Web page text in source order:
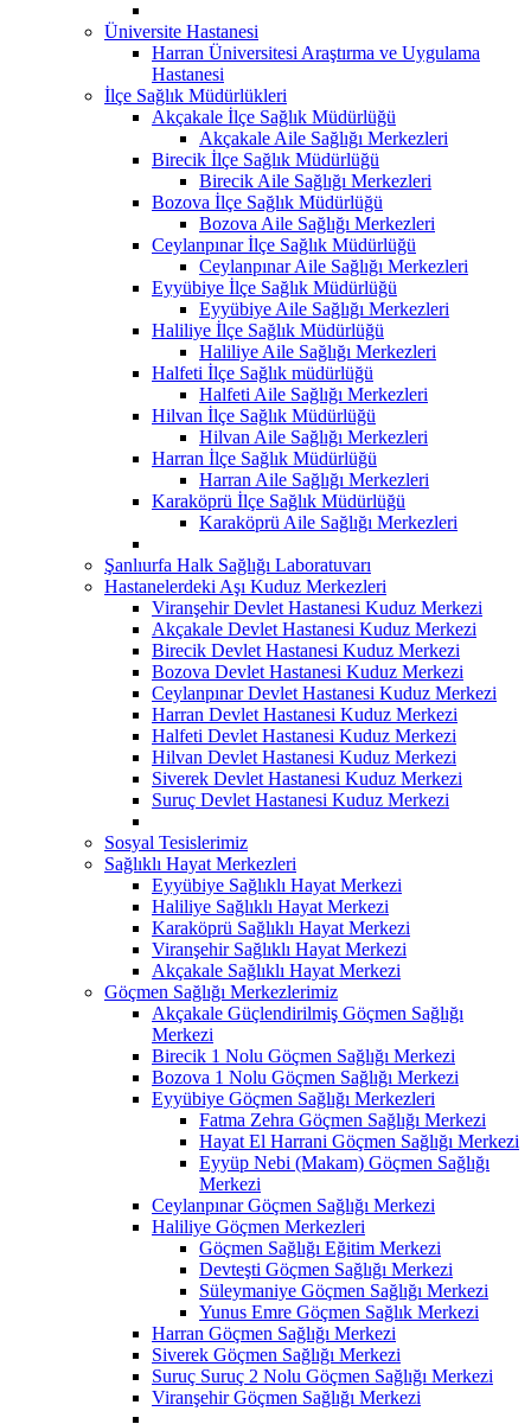
Üniversite Hastanesi
Harran Üniversitesi Araştırma ve Uygulama
Hastanesi
İlçe Sağlık Müdürlükleri
Akçakale İlçe Sağlık Müdürlüğü
Akçakale Aile Sağlığı Merkezleri
Birecik İlçe Sağlık Müdürlüğü
Birecik Aile Sağlığı Merkezleri
Bozova İlçe Sağlık Müdürlüğü
Bozova Aile Sağlığı Merkezleri
Ceylanpınar İlçe Sağlık Müdürlüğü
Ceylanpınar Aile Sağlığı Merkezleri
Eyyübiye İlçe Sağlık Müdürlüğü
Eyyübiye Aile Sağlığı Merkezleri
Haliliye İlçe Sağlık Müdürlüğü
Haliliye Aile Sağlığı Merkezleri
Halfeti İlçe Sağlık müdürlüğü
Halfeti Aile Sağlığı Merkezleri
Hilvan İlçe Sağlık Müdürlüğü
Hilvan Aile Sağlığı Merkezleri
Harran İlçe Sağlık Müdürlüğü
Harran Aile Sağlığı Merkezleri
Karaköprü İlçe Sağlık Müdürlüğü
Karaköprü Aile Sağlığı Merkezleri
Şanlıurfa Halk Sağlığı Laboratuvarı
Hastanelerdeki Aşı Kuduz Merkezleri
Viranşehir Devlet Hastanesi Kuduz Merkezi
Akçakale Devlet Hastanesi Kuduz Merkezi
Birecik Devlet Hastanesi Kuduz Merkezi
Bozova Devlet Hastanesi Kuduz Merkezi
Ceylanpınar Devlet Hastanesi Kuduz Merkezi
Harran Devlet Hastanesi Kuduz Merkezi
Halfeti Devlet Hastanesi Kuduz Merkezi
Hilvan Devlet Hastanesi Kuduz Merkezi
Siverek Devlet Hastanesi Kuduz Merkezi
Suruç Devlet Hastanesi Kuduz Merkezi
Sosyal Tesislerimiz
Sağlıklı Hayat Merkezleri
Eyyübiye Sağlıklı Hayat Merkezi
Haliliye Sağlıklı Hayat Merkezi
Karaköprü Sağlıklı Hayat Merkezi
Viranşehir Sağlıklı Hayat Merkezi
Akçakale Sağlıklı Hayat Merkezi
Göçmen Sağlığı Merkezlerimiz
Akçakale Güçlendirilmiş Göçmen Sağlığı
Merkezi
Birecik 1 Nolu Göçmen Sağlığı Merkezi
Bozova 1 Nolu Göçmen Sağlığı Merkezi
Eyyübiye Göçmen Sağlığı Merkezleri
Fatma Zehra Göçmen Sağlığı Merkezi
Hayat El Harrani Göçmen Sağlığı Merkezi
Eyyüp Nebi (Makam) Göçmen Sağlığı
Merkezi
Ceylanpınar Göçmen Sağlığı Merkezi
Haliliye Göçmen Merkezleri
Göçmen Sağlığı Eğitim Merkezi
Devteşti Göçmen Sağlığı Merkezi
Süleymaniye Göçmen Sağlığı Merkezi
Yunus Emre Göçmen Sağlık Merkezi
Harran Göçmen Sağlığı Merkezi
Siverek Göçmen Sağlığı Merkezi
Suruç Suruç 2 Nolu Göçmen Sağlığı Merkezi
Viranşehir Göçmen Sağlığı Merkezi